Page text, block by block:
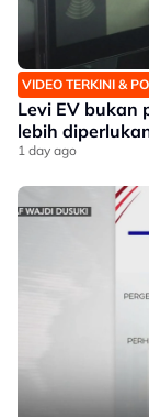
VIDEO TERKINI &
Levi EV bukan
lebih
1 day ago